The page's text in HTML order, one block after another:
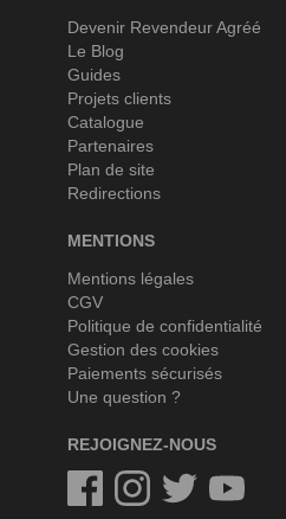
Devenir Revendeur Agréé
Le Blog
Guides
Projets clients
Catalogue
Partenaires
Plan de site
Redirections
MENTIONS
Mentions légales
CGV
Politique de confidentialité
Gestion des cookies
Paiements sécurisés
Une question ?
REJOIGNEZ-NOUS
FacebookInstagramTwitterTwitter